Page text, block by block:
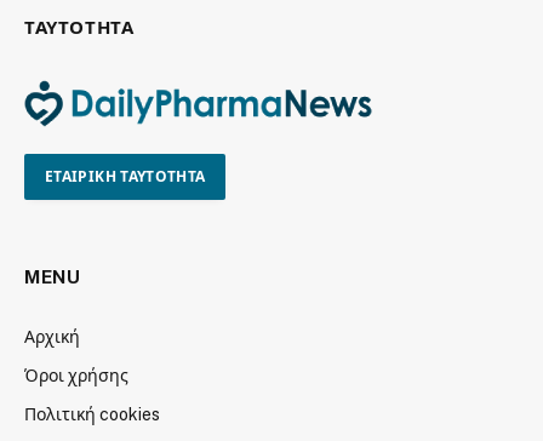
ΤΑΥΤΟΤΗΤΑ
ΕΤΑΙΡΙΚΗ ΤΑΥΤΟΤΗΤΑ
MENU
Αρχική
Όροι χρήσης
Πολιτική cookies